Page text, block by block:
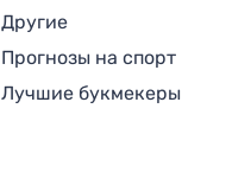
Другие
Прогнозы на спорт
Лучшие букмекеры